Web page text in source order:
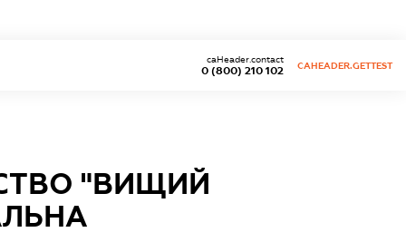
0 (800) 210 102
caHeader.contact
CAHEADER.GETTEST
"ВИЩИЙ